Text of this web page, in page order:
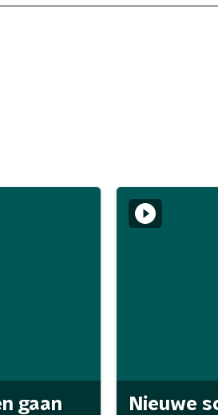
gaan
Nieuwe